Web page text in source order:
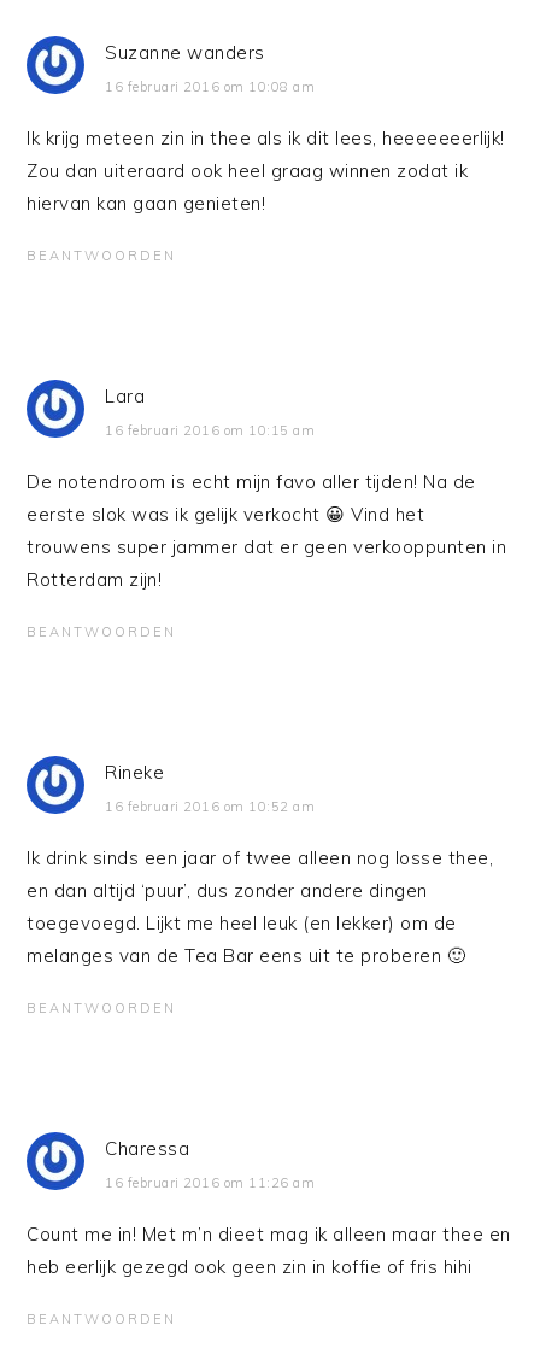
Suzanne wanders
16 februari 2016 om 10:08 am
Ik krijg meteen zin in thee als ik dit lees, heeeeeeerlijk!
Zou dan uiteraard ook heel graag winnen zodat ik
hiervan kan gaan genieten!
BEANTWOORDEN
Lara
16 februari 2016 om 10:15 am
De notendroom is echt mijn favo aller tijden! Na de
eerste slok was ik gelijk verkocht 😀 Vind het
trouwens super jammer dat er geen verkooppunten in
Rotterdam zijn!
BEANTWOORDEN
Rineke
16 februari 2016 om 10:52 am
Ik drink sinds een jaar of twee alleen nog losse thee,
en dan altijd ‘puur’, dus zonder andere dingen
toegevoegd. Lijkt me heel leuk (en lekker) om de
melanges van de Tea Bar eens uit te proberen 🙂
BEANTWOORDEN
Charessa
16 februari 2016 om 11:26 am
Count me in! Met m’n dieet mag ik alleen maar thee en
heb eerlijk gezegd ook geen zin in koffie of fris hihi
BEANTWOORDEN